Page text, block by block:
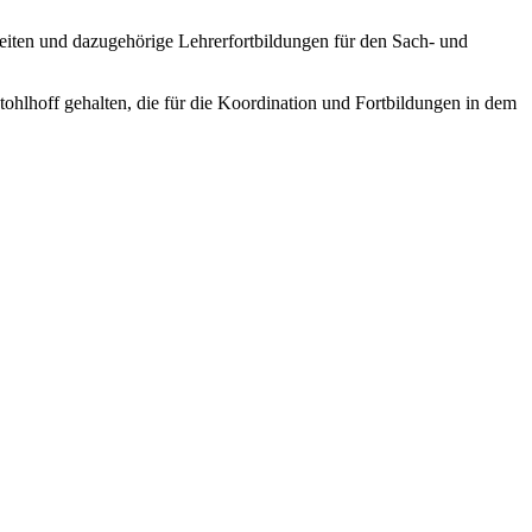
und dazugehörige Lehrerfortbildungen für den Sach- und
gehalten, die für die Koordination und Fortbildungen in dem